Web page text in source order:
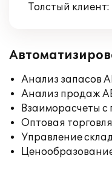
Толстый клиент:
Анализ запасов
Анализ продаж
Взаиморасчеты с
Оптовая торговля
Управление